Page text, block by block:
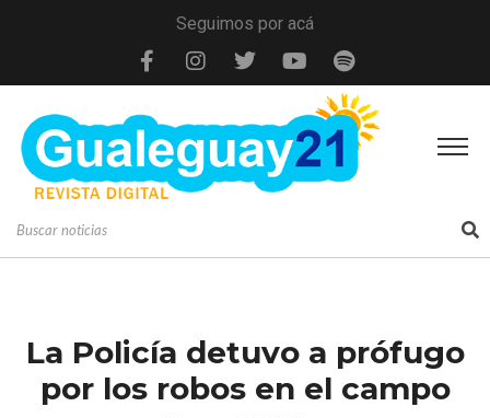
Seguimos por acá
La Policía detuvo a prófugo
por los robos en el campo